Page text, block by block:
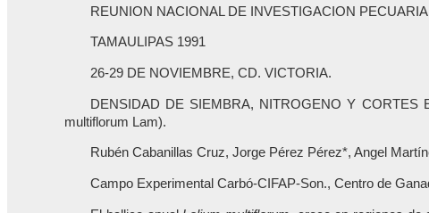
REUNION NACIONAL DE INVESTIGACION PECUARIA
TAMAULIPAS 1991
26-29 DE NOVIEMBRE, CD. VICTORIA.
DENSIDAD DE SIEMBRA, NITROGENO Y CORTES
multiflorum Lam).
Rubén Cabanillas Cruz, Jorge Pérez Pérez*, Angel
Campo Experimental Carbó-CIFAP-Son., Centro de